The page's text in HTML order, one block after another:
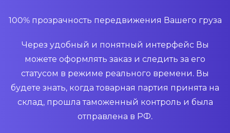
100% прозрачность передвижения Вашего груза
Через удобный и понятный интерфейс Вы
можете оформлять заказ и следить за его
статусом в режиме реального времени. Вы
будете знать, когда товарная партия принята на
склад, прошла таможенный контроль и была
отправлена в РФ.